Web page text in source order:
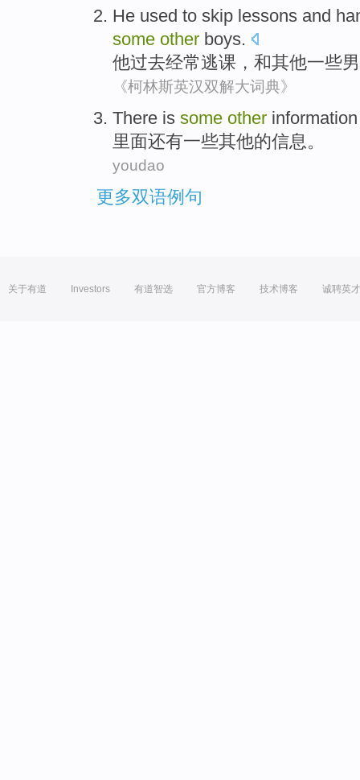
He used to skip lessons and
some other boys.
他过去经常逃课， 和其他一些
《柯林斯英汉双解大词典》
There is some other
里面还有一些其他的信息。
youdao
更多双语例句
关于有道 Investors 有道智选 官方博客 技术博客 诚聘英才